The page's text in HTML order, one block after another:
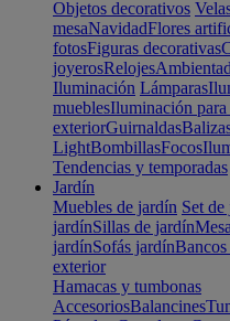
Objetos decorativos
mesaNavidadFlores
fotosFiguras decorativas
joyerosRelojes
Iluminación Lámparas
mueblesIluminación
exteriorGuirnaldas
LightBombillasFocos
Tendencias y temporadas
Jardín
Muebles de jardín Set de
jardínSillas de jardín
jardínSofás jardín
exterior
Hamacas y tumbonas
AccesoriosBalancines